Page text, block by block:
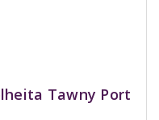
Tawny Port